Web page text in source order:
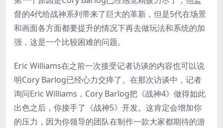
督的4代给战神系列带来了巨大的革新，但是5代在场景
和画面各方面都要提升的情况下再去做玩法和系统的加
强，这是一个比较困难的问题。
Eric Williams在之前一次接受记者访谈的内容也可以说
明Cory Barlog已经心力交瘁了。在那次访谈中，记者
询问Eric Williams，Cory Barlog把《战神4》做得如此
出色之后，你接手了《战神5》开发。这肯定会增加你
的压力，因为你领导的团队在制作一款大家都期待的游